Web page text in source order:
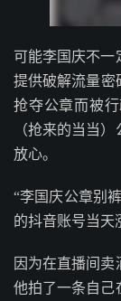
可能李国庆不一
提供破解流量
抢夺公章而被
（抢来的当当
放心。
“李国庆公章别
的抖音账号当天
因为在直播间卖
他拍了一条自己